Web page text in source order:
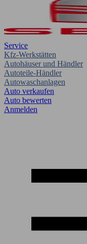
Service
Kfz-Werkstätten
Autohäuser und Händler
Autoteile-Händler
Autowaschanlagen
Auto verkaufen
Auto bewerten
Anmelden